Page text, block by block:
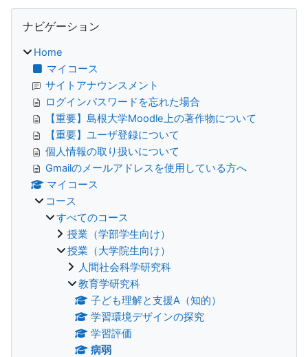
ブロック
ナビゲーション
Home
マイコース
サイトアナウンスメント
ログインパスワードを忘れた場合
【重要】島根大学Moodle上の著作物について
【重要】ユーザ登録について
個人情報の取り扱いについて
Gmailのメールアドレスを使用している方へ
マイコース
コース
すべてのコース
授業（学部学生向け）
授業（大学院生向け）
人間社会科学研究科
教育学研究科
子ども理解と支援A（知的）
学習環境デザインの探究
学習評価
病弱